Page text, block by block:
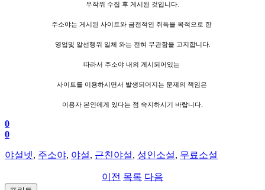
무작위 수집 후 게시된 것입니다.
주소야는 게시된 사이트와 금전적인 취득을 목적으로 한
영업및 알선행위 일체 와는 전혀 무관함을 고지합니다.
따라서 주소야 내의 게시되어있는
사이트를 이용하시면서 발생되어지는 문제의 책임은
이용자 본인에게 있다는 점 숙지하시기 바랍니다.
0
0
야설넷, 주소야, 야설, 근친야설, 성인소설, 무료소설
이전 목록 다음